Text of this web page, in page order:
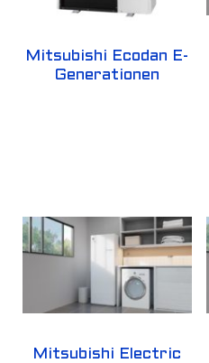
Mitsubishi Ecodan E-
Generationen
Mitsubishi Electric